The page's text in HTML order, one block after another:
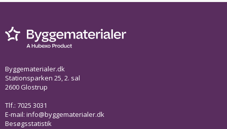
Byggematerialer.dk
Stationsparken 25, 2. sal
2600 Glostrup
Tlf.: 7025 3031
E-mail: info@byggematerialer.dk
Besøgsstatistik